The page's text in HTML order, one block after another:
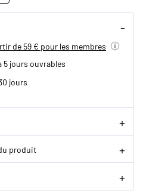
de 59 € pour les membres
5 jours ouvrables
jours
produit